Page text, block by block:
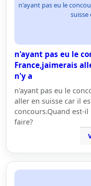
n'ayant pas eu le
suisse
n'ayant pas eu le
France,jaimerais
n'y a
n'ayant pas eu le
aller en suisse car il
concours.Quand est-
faire?